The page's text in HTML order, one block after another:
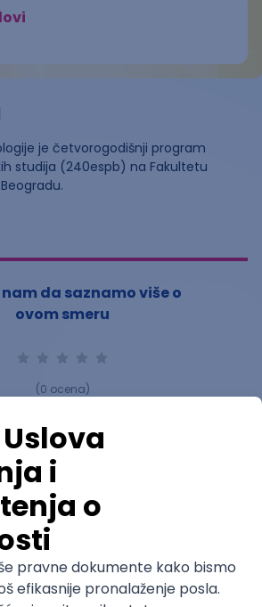
je četvorogodišnji program
studija (240espb) na Fakultetu
da saznamo više o
ovom smeru
(0 ocena)
Ostavi ocenu